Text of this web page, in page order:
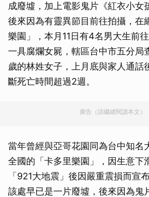
成廢墟，加上電影鬼片《紅衣小女
後來因為有靈異節目前往拍攝，在
樂園」，本月11日有4名男大生前
一具腐爛女屍，轄區台中市五分局
歲的林姓女子，上月底與家人通話
斷死亡時間超過2週。
廣告（請繼續閱讀本文）
當年曾經與亞哥花園同為台中知名
全國的「卡多里樂園」，因生意下
「921大地震」後因嚴重震損而宣
該處早已是一片廢墟，後來因為鬼